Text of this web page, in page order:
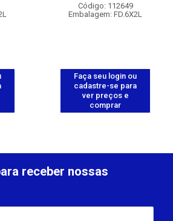
Código: 112649
Embalagem: FD.6X2L
Faça seu login ou
cadastre-se para
ver preços e
comprar
receber nossas